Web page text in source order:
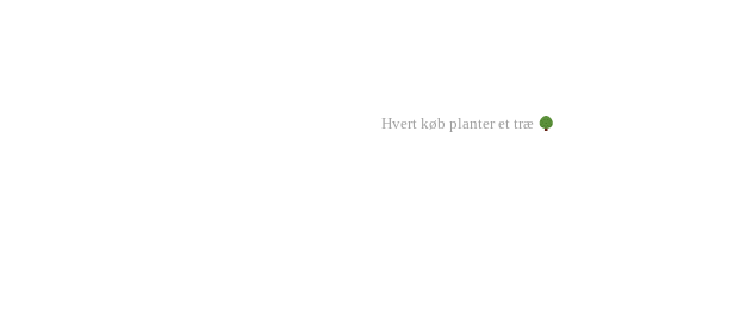
Hvert køb planter et træ